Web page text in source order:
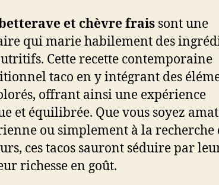
et chèvre frais sont une
qui marie habilement des
Cette recette contemporaine
taco en y intégrant des
offrant ainsi une expérience
et équilibrée. Que vous soyez
ou simplement à la recherche
ces tacos sauront séduire par
richesse en goût.